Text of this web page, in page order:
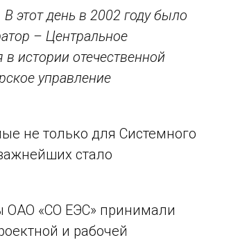
этот день в 2002 году было
– Центральное
истории отечественной
управление
не только для Системного
стало
ОАО «СО ЕЭС» принимали
и рабочей